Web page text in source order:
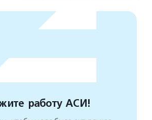
работу АСИ!